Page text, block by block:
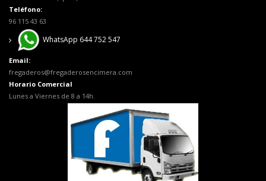
Teléfono:
96 115 43 63
WhatsApp 644 752 547
Email:
fregaderos@fregaderosencimera.com
Horario Comercial
Lunes a Viernes de 8 a 14h.